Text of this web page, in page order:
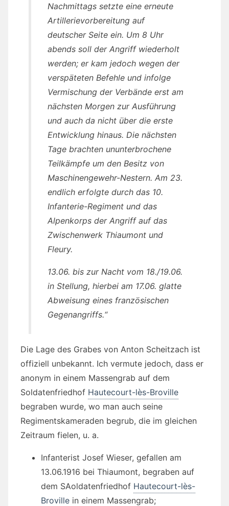
Nachmittags setzte eine erneute
Artillerievorbereitung auf
deutscher Seite ein. Um 8 Uhr
abends soll der Angriff wiederholt
werden; er kam jedoch wegen der
verspäteten Befehle und infolge
Vermischung der Verbände erst am
nächsten Morgen zur Ausführung
und auch da nicht über die erste
Entwicklung hinaus. Die nächsten
Tage brachten ununterbrochene
Teilkämpfe um den Besitz von
Maschinengewehr-Nestern. Am 23.
endlich erfolgte durch das 10.
Infanterie-Regiment und das
Alpenkorps der Angriff auf das
Zwischenwerk Thiaumont und
Fleury.
13.06. bis zur Nacht vom 18./19.06.
in Stellung, hierbei am 17.06. glatte
Abweisung eines französischen
Gegenangriffs.“
Die Lage des Grabes von Anton Scheitzach ist
offiziell unbekannt. Ich vermute jedoch, dass er
anonym in einem Massengrab auf dem
Soldatenfriedhof Hautecourt-lès-Broville
begraben wurde, wo man auch seine
Regimentskameraden begrub, die im gleichen
Zeitraum fielen, u. a.
Infanterist Josef Wieser, gefallen am
13.06.1916 bei Thiaumont, begraben auf
dem SAoldatenfriedhof Hautecourt-lès-
Broville in einem Massengrab;